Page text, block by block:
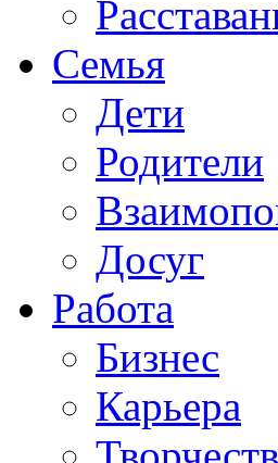
Семья
Дети
Родители
Досуг
Работа
Бизнес
Карьера